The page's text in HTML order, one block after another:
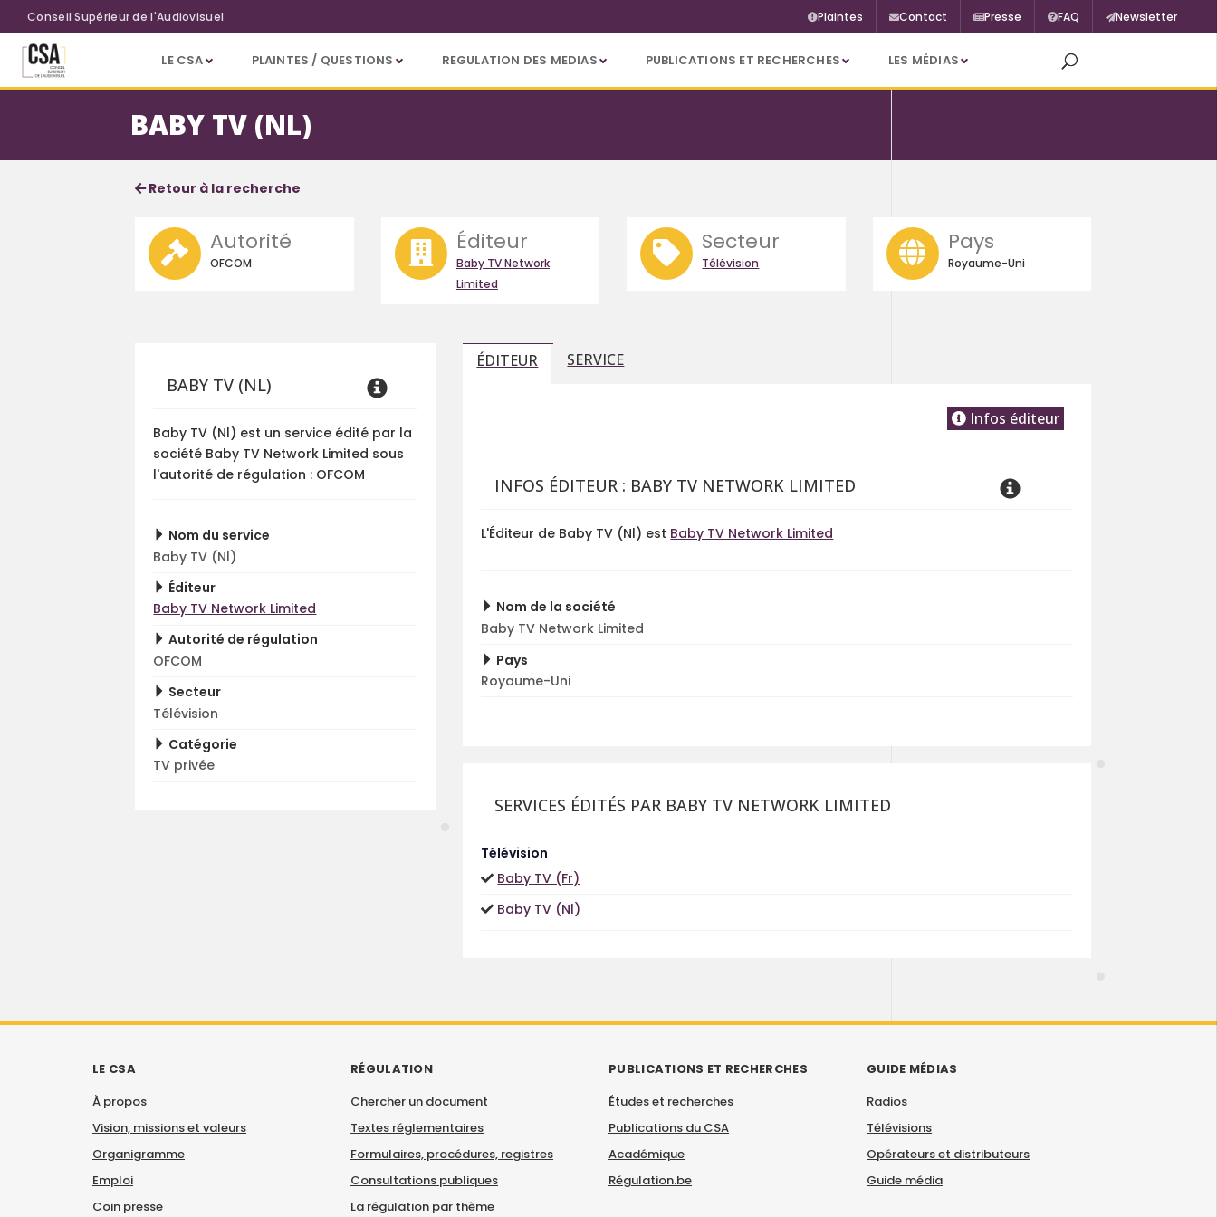
Aller au contenu principal
Conseil Supérieur de l'Audiovisuel Plaintes Contact Presse FAQ Newsletter
LE CSA PLAINTES / QUESTIONS REGULATION DES MEDIAS PUBLICATIONS ET RECHERCHES LES MÉDIAS
BABY TV (NL)
Fiche service
Informations détaillées
Retour à la recherche
Autorité
OFCOM
Éditeur
Baby TV Network
Limited
Secteur
Télévision
Pays
Royaume-Uni
BABY TV (NL)
Baby TV (Nl) est un service édité par la
société Baby TV Network Limited sous
l'autorité de régulation : OFCOM
Nom du service
Baby TV (Nl)
Éditeur
Baby TV Network Limited
Autorité de régulation
OFCOM
Secteur
Télévision
Catégorie
TV privée
ÉDITEUR SERVICE
Infos éditeur
INFOS ÉDITEUR : BABY TV NETWORK LIMITED
L'Éditeur de Baby TV (Nl) est Baby TV Network Limited
Nom de la société
Baby TV Network Limited
Pays
Royaume-Uni
SERVICES ÉDITÉS PAR BABY TV NETWORK LIMITED
Télévision
Baby TV (Fr)
Baby TV (Nl)
LE CSA
À propos
Vision, missions et valeurs
Organigramme
Emploi
Coin presse
RÉGULATION
Chercher un document
Textes réglementaires
Formulaires, procédures, registres
Consultations publiques
La régulation par thème
PUBLICATIONS ET RECHERCHES
Études et recherches
Publications du CSA
Académique
Régulation.be
GUIDE MÉDIAS
Radios
Télévisions
Opérateurs et distributeurs
Guide média